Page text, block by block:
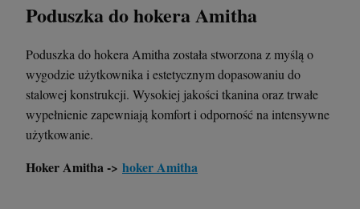
Poduszka do hokera Amitha
Poduszka do hokera Amitha została stworzona z myślą o
wygodzie użytkownika i estetycznym dopasowaniu do
stalowej konstrukcji. Wysokiej jakości tkanina oraz trwałe
wypełnienie zapewniają komfort i odporność na intensywne
użytkowanie.
Hoker Amitha -> hoker Amitha